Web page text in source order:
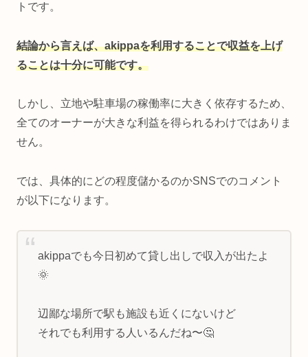
トです。
結論から言えば、akippaを利用することで収益を上げ
ることは十分に可能です。
しかし、立地や駐車場の稼働率に大きく依存するため、
全てのオーナーが大きな利益を得られるわけではありま
せん。
では、具体的にどの程度儲かるのかSNSでのコメント
が以下になります。
akippaでも今日初めて貸し出しで収入が出たよ
🌞
辺鄙な場所で駅も施設も近くにないけど
それでも利用する人いるんだね〜🤔